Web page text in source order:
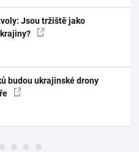
Jsou tržiště jako
budou ukrajinské drony